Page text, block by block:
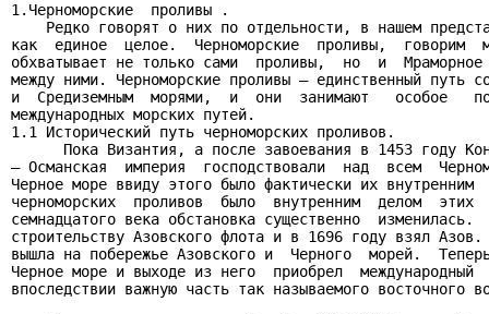
1.Черноморские  проливы .
Редко говорят о них по отдельности, в нашем
как  единое  целое.  Черноморские  проливы,
обхватывает не только сами  проливы,  но  и
между ними. Черноморские проливы — единственный путь
и  Средиземным  морями,  и  они  занимают   особое
международных морских путей.
1.1 Исторический путь черноморских проливов.
Пока Византия, а после завоевания в 1453 году
— Османская  империя  господствовали  над  всем
Черное море ввиду этого было фактически их внутренним
черноморских  проливов  было  внутренним  делом
семнадцатого века обстановка существенно
строительству Азовского флота и в 1696 году взял
вышла на побережье Азовского и  Черного  морей.
Черное море и выходе из него  приобрел  международный
впоследствии важную часть так называемого восточного